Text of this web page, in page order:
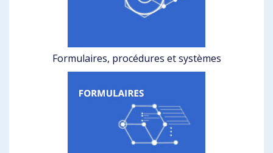
Formulaires, procédures et systèmes